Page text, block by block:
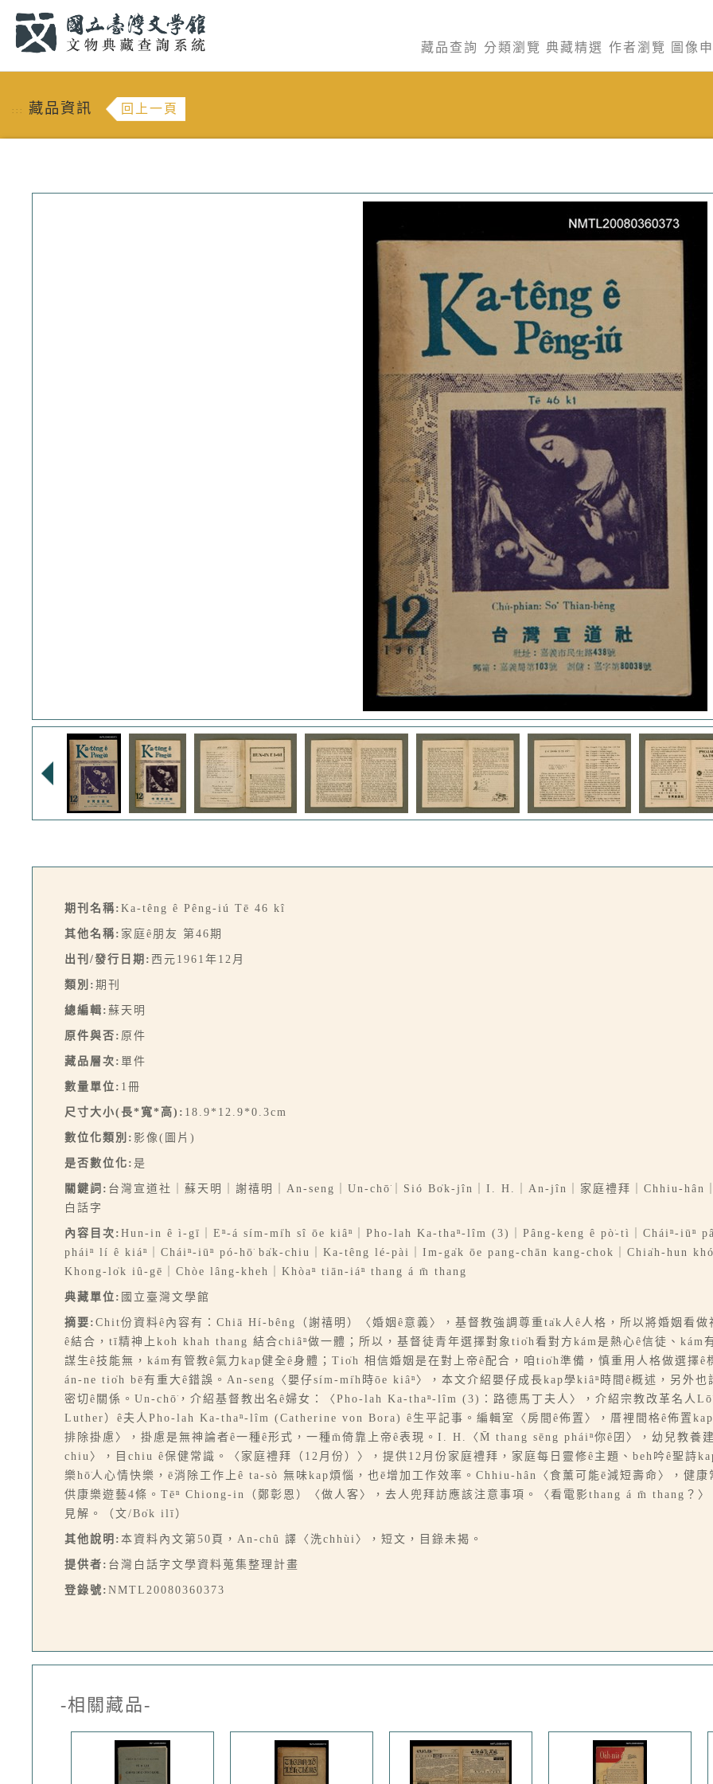
藏品查詢 分類瀏覽 典藏精選 作者瀏覽 圖像
::: 藏品資訊 回上一頁
期刊名稱: Ka-têng ê Pêng-iú Tē 46 kî
其他名稱: 家庭ê朋友 第46期
出刊/發行日期: 西元1961年12月
類別: 期刊
總編輯: 蘇天明
原件與否: 原件
藏品層次: 單件
數量單位: 1冊
尺寸大小(長*寬*高): 18.9*12.9*0.3cm
數位化類別: 影像(圖片)
是否數位化: 是
關鍵詞: 台灣宣道社｜蘇天明｜謝禧明｜An-seng｜Un-chō͘｜Sió Bo̍k-jîn｜I. H.｜An-jîn｜家庭禮拜｜Chhiu-hân
白話字
內容目次: Hun-in ê ì-gī｜Eⁿ-á sím-mi̍h sî ōe kiâⁿ｜Pho-lah Ka-thaⁿ-lîm (3)｜Pâng-keng ê pò͘-tì｜Cháiⁿ-iūⁿ
pháiⁿ lí ê kiáⁿ｜Cháiⁿ-iūⁿ pó-hō͘ ba̍k-chiu｜Ka-têng lé-pài｜Im-ga̍k ōe pang-chān kang-chok｜Chia̍h-hun
Khong-lo̍k iû-gē｜Chòe lâng-kheh｜Khòaⁿ tiān-iáⁿ thang á m̄ thang
典藏單位: 國立臺灣文學館
摘要: Chit份資料ê內容有：Chiā Hí-bêng（謝禧明）〈婚姻ê意義〉，基督教強調尊重ta̍k人ê人格，所以將婚姻看
ê結合，tī精神上koh khah thang 結合chiâⁿ做一體；所以，基督徒青年選擇對象tio̍h看對方kám是熱心ê信徒、kám
謀生ê技能無，kám有管教ê氣力kap健全ê身體；Tio̍h 相信婚姻是在對上帝ê配合，咱tio̍h準備，慎重用人格做選擇
án-ne tio̍h bē有重大ê錯誤。An-seng〈嬰仔sím-mi̍h時ōe kiâⁿ〉，本文介紹嬰仔成長kap學kiâⁿ時間ê概述，另外
密切ê關係。Un-chō͘，介紹基督教出名ê婦女：〈Pho-lah Ka-thaⁿ-lîm (3)：路德馬丁夫人〉，介紹宗教改革名人
Luther）ê夫人Pho-lah Ka-thaⁿ-lîm (Catherine von Bora) ê生平記事。編輯室〈房間ê佈置〉，厝裡間格ê佈置
排除掛慮〉，掛慮是無神論者ê一種ê形式，一種m̄倚靠上帝ê表現。I. H.〈M̄ thang sēng pháiⁿ你ê囝〉，幼兒教養
chiu〉，目chiu ê保健常識。〈家庭禮拜（12月份）〉，提供12月份家庭禮拜，家庭每日靈修ê主題、beh吟ê聖詩
樂hō͘人心情快樂，ē消除工作上ê ta-sò 無味kap煩惱，也ē增加工作效率。Chhiu-hân〈食薰可能ē減短壽命〉，健
供康樂遊藝4條。Tēⁿ Chiong-in（鄭彰恩）〈做人客〉，去人兜拜訪應該注意事項。〈看電影thang á m̄ thang？
見解。（文/Bo̍k ilī）
其他說明: 本資料內文第50頁，An-chû 譯〈洗chhùi〉，短文，目錄未揭。
提供者: 台灣白話字文學資料蒐集整理計畫
登錄號: NMTL20080360373
-相關藏品-